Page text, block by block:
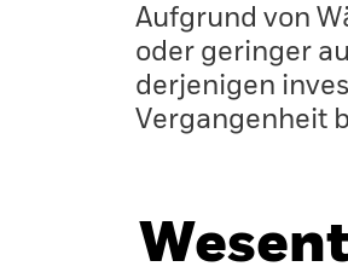
Aufgrund von
oder geringer
derjenigen
Vergangenheit